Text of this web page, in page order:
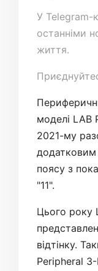
У Telegram-
останніми
життя.
моделі LAB
2021-му
додатковим
поясу з
"11".
Цього року
відтінку.
Peripheral